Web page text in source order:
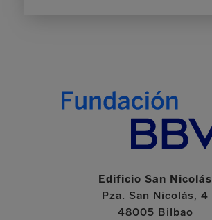
Edificio San Nicolás
Pza. San Nicolás, 4
48005 Bilbao